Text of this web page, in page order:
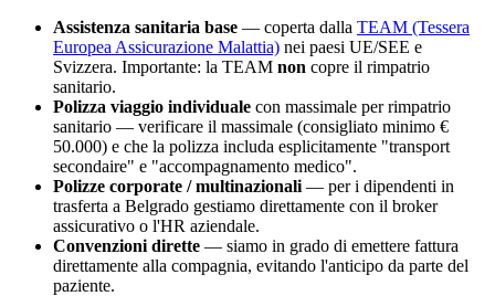
Assistenza sanitaria base — coperta dalla TEAM (Tessera
Europea Assicurazione Malattia) nei paesi UE/SEE e
Svizzera. Importante: la TEAM non copre il rimpatrio
sanitario.
Polizza viaggio individuale con massimale per rimpatrio
sanitario — verificare il massimale (consigliato minimo €
50.000) e che la polizza includa esplicitamente "transport
secondaire" e "accompagnamento medico".
Polizze corporate / multinazionali — per i dipendenti in
trasferta a Belgrado gestiamo direttamente con il broker
assicurativo o l'HR aziendale.
Convenzioni dirette — siamo in grado di emettere fattura
direttamente alla compagnia, evitando l'anticipo da parte del
paziente.